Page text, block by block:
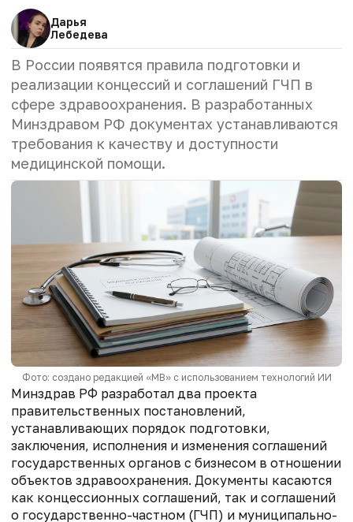
Дарья
Лебедева
В России появятся правила подготовки и
реализации концессий и соглашений ГЧП в
сфере здравоохранения. В разработанных
Минздравом РФ документах устанавливаются
требования к качеству и доступности
медицинской помощи.
Фото: создано редакцией «МВ» с использованием технологий ИИ
Минздрав РФ разработал два проекта
правительственных постановлений,
устанавливающих порядок подготовки,
заключения, исполнения и изменения соглашений
государственных органов с бизнесом в отношении
объектов здравоохранения. Документы касаются
как концессионных соглашений, так и соглашений
о государственно-частном (ГЧП) и муниципально-